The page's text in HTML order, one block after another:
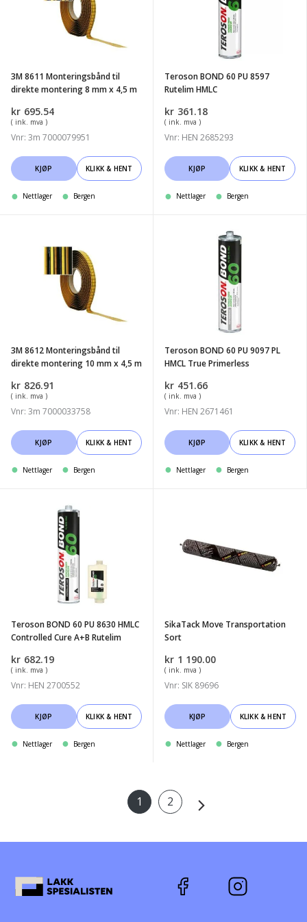
mm
4,5
m
3M 8611 Monteringsbånd til
direkte montering 8 mm x 4,5 m
kr 695.54
( ink. mva )
Vnr: 3m 7000079951
KJØP KLIKK & HENT
Nettlager Bergen
Teroson BOND 60 PU 8597
Rutelim HMLC
kr 361.18
( ink. mva )
Vnr: HEN 2685293
KJØP KLIKK & HENT
Nettlager Bergen
Monteringsbånd
mm
4,5
m
3M 8612 Monteringsbånd til
direkte montering 10 mm x 4,5 m
kr 826.91
( ink. mva )
Vnr: 3m 7000033758
KJØP KLIKK & HENT
Nettlager Bergen
True
Teroson BOND 60 PU 9097 PL
HMCL True Primerless
kr 451.66
( ink. mva )
Vnr: HEN 2671461
KJØP KLIKK & HENT
Nettlager Bergen
Cure
Rutelim
Teroson BOND 60 PU 8630 HMLC
Controlled Cure A+B Rutelim
kr 682.19
( ink. mva )
Vnr: HEN 2700552
KJØP KLIKK & HENT
Nettlager Bergen
Transportation
SikaTack Move Transportation
Sort
kr 1 190.00
( ink. mva )
Vnr: SIK 89696
KJØP KLIKK & HENT
Nettlager Bergen
1 2